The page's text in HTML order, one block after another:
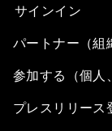
サインイン
パートナー（組
参加する（個人
プレスリリース